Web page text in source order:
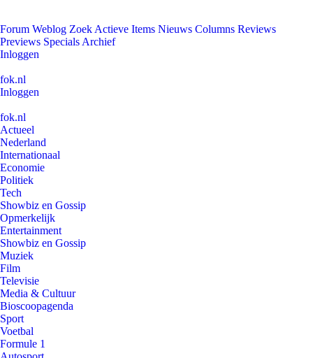
Forum Weblog Zoek Actieve Items Nieuws Columns Reviews
Previews Specials Archief
Inloggen
fok.nl
Inloggen
fok.nl
Actueel
Nederland
Internationaal
Economie
Politiek
Tech
Showbiz en Gossip
Opmerkelijk
Entertainment
Showbiz en Gossip
Muziek
Film
Televisie
Media & Cultuur
Bioscoopagenda
Sport
Voetbal
Formule 1